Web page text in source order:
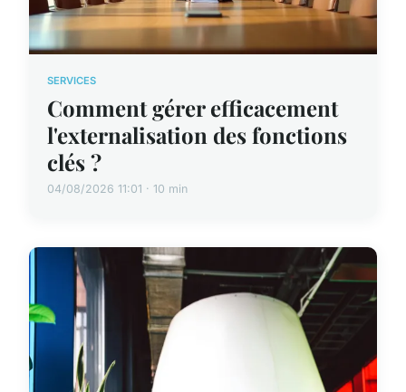
SERVICES
Comment gérer efficacement
l'externalisation des fonctions
clés ?
04/08/2026 11:01 · 10 min